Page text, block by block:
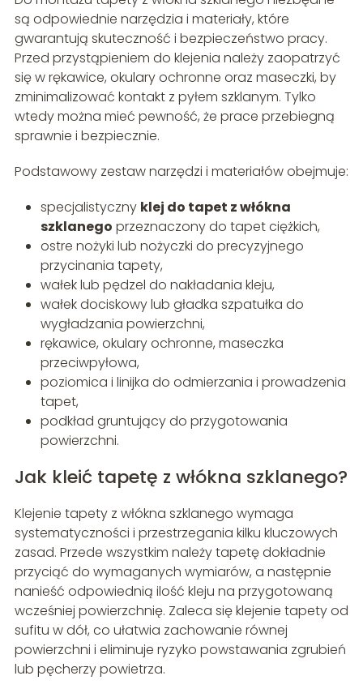
są odpowiednie narzędzia i materiały, które
gwarantują skuteczność i bezpieczeństwo pracy.
Przed przystąpieniem do klejenia należy zaopatrzyć
się w rękawice, okulary ochronne oraz maseczki, by
zminimalizować kontakt z pyłem szklanym. Tylko
wtedy można mieć pewność, że prace przebiegną
sprawnie i bezpiecznie.
Podstawowy zestaw narzędzi i materiałów obejmuje:
specjalistyczny klej do tapet z włókna
szklanego przeznaczony do tapet ciężkich,
ostre nożyki lub nożyczki do precyzyjnego
przycinania tapety,
wałek lub pędzel do nakładania kleju,
wałek dociskowy lub gładka szpatułka do
wygładzania powierzchni,
rękawice, okulary ochronne, maseczka
przeciwpyłowa,
poziomica i linijka do odmierzania i prowadzenia
tapet,
podkład gruntujący do przygotowania
powierzchni.
Jak kleić tapetę z włókna szklanego?
Klejenie tapety z włókna szklanego wymaga
systematyczności i przestrzegania kilku kluczowych
zasad. Przede wszystkim należy tapetę dokładnie
przyciąć do wymaganych wymiarów, a następnie
nanieść odpowiednią ilość kleju na przygotowaną
wcześniej powierzchnię. Zaleca się klejenie tapety od
sufitu w dół, co ułatwia zachowanie równej
powierzchni i eliminuje ryzyko powstawania zgrubień
lub pęcherzy powietrza.